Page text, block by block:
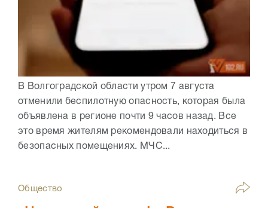
В Волгоградской области утром 7 августа
отменили беспилотную опасность, которая была
объявлена в регионе почти 9 часов назад. Все
это время жителям рекомендовали находиться в
безопасных помещениях. МЧС...
Общество